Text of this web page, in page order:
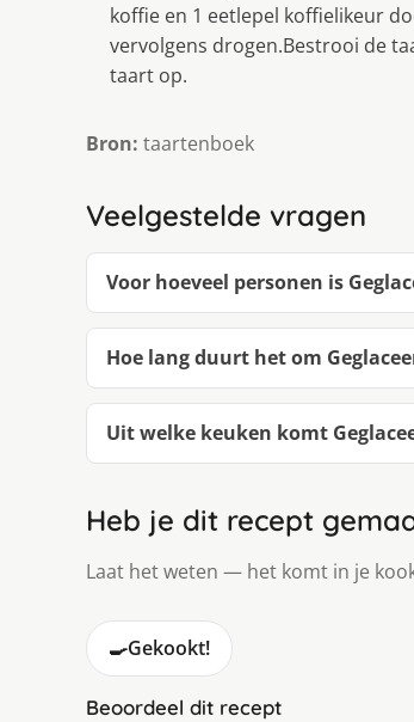
koffie en 1 eetlepel koffielikeur
vervolgens drogen.Bestrooi de
taart op.
Bron: taartenboek
Veelgestelde vragen
Voor hoeveel personen is
Hoe lang duurt het om
Uit welke keuken komt
Heb je dit recept
Laat het weten — het komt in je
🍳Gekookt!
Beoordeel dit recept